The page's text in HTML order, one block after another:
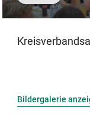
Bildergalerie